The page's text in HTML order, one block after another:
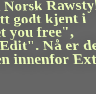
Rawstyle
godt kjent i
you free",
Nå er de
innenfor Extra